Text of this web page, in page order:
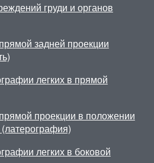
груди и органов
задней проекции
легких в прямой
проекции в положении
легких в боковой